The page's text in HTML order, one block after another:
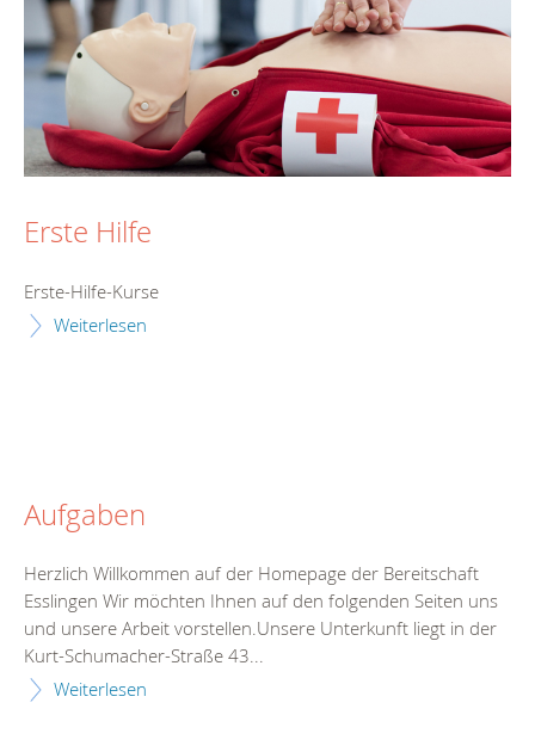
Erste Hilfe
Erste-Hilfe-Kurse
Weiterlesen
Aufgaben
Herzlich Willkommen auf der Homepage der Bereitschaft
Esslingen Wir möchten Ihnen auf den folgenden Seiten uns
und unsere Arbeit vorstellen.Unsere Unterkunft liegt in der
Kurt-Schumacher-Straße 43...
Weiterlesen